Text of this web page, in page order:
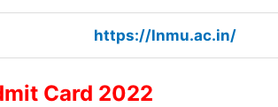
https://lnmu.ac.in/
Card 2022